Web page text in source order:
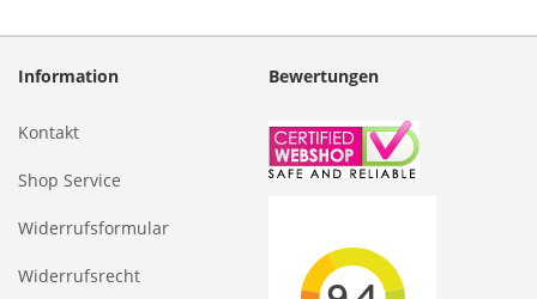
Information
Kontakt
Shop Service
Widerrufsformular
Widerrufsrecht
Bewertungen